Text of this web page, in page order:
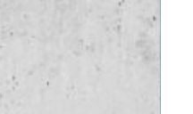
människor och träd ska
må bra. Många
fastighetsägare, bos...